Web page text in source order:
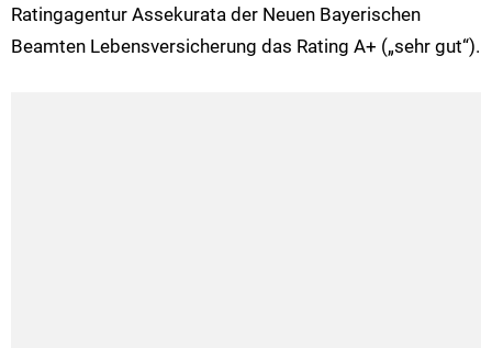
Ratingagentur Assekurata der Neuen Bayerischen
Beamten Lebensversicherung das Rating A+ („sehr gut“).